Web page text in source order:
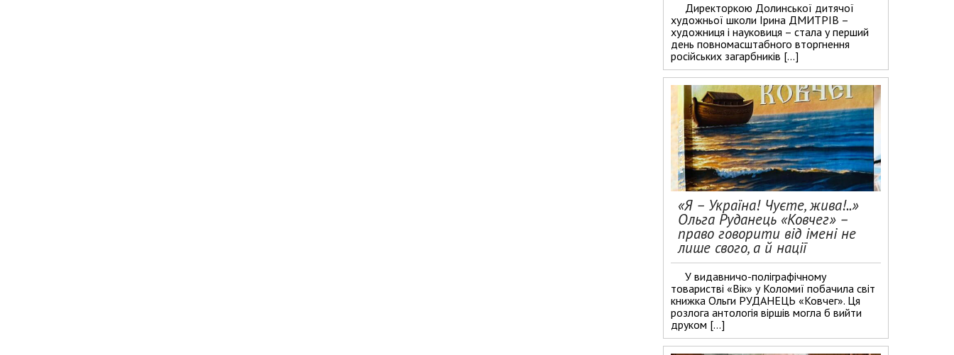
Директоркою Долинської дитячої
художньої школи Ірина ДМИТРІВ –
художниця і науковиця – стала у перший
день повномасштабного вторгнення
російських загарбників […]
«Я – Україна! Чуєте, жива!..»
Ольга Руданець «Ковчег» –
право говорити від імені не
лише свого, а й нації
У видавничо-поліграфічному
товаристві «Вік» у Коломиї побачила світ
книжка Ольги РУДАНЕЦЬ «Ковчег». Ця
розлога антологія віршів могла б вийти
друком […]